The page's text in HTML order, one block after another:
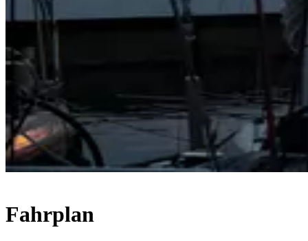
Fahrplan